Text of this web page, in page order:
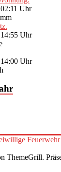
02:11 Uhr
14:55 Uhr
14:00 Uhr
ThemeGrill.